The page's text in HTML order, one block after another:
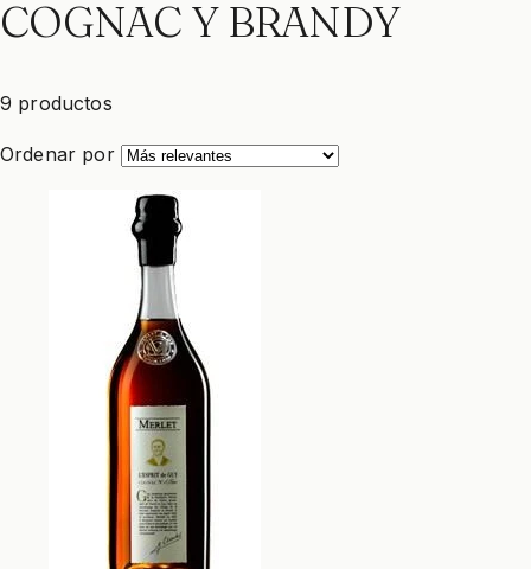
COGNAC Y BRANDY
9 productos
Ordenar por